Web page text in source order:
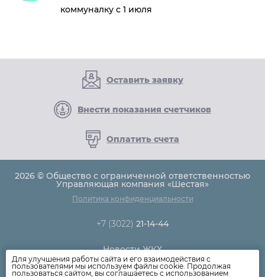
коммуналку с 1 июля
Оставить заявку
Внести показания счетчиков
Оплатить счета
2026 © Общество с ограниченной ответственностью
Управляющая компания «Шестая»
Политика конфиденциальности
+7 (3022) 21-14-44
Новости ЖКХ
Новости компании
Для улучшения работы сайта и его взаимодействия с
пользователями мы используем файлы cookie. Продолжая
пользоваться сайтом, вы соглашаетесь с использованием